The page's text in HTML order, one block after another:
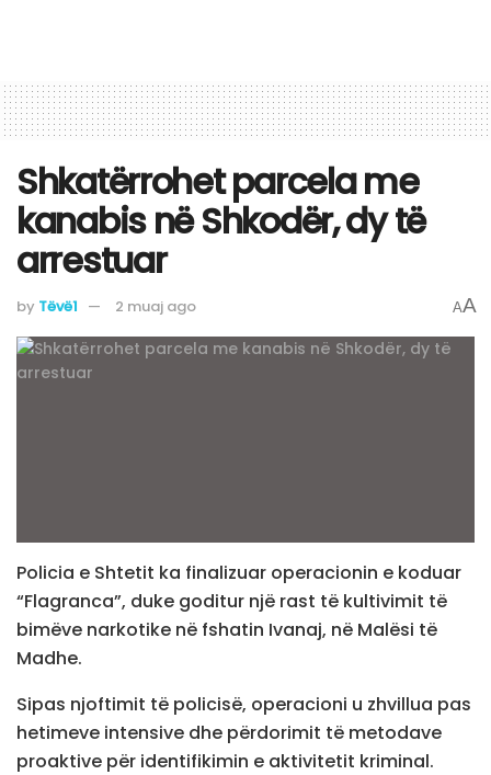
​Shkatërrohet parcela me
kanabis në Shkodër, dy të
arrestuar
by Tëvë1 2 muaj ago AA
Policia e Shtetit ka finalizuar operacionin e koduar
“Flagranca”, duke goditur një rast të kultivimit të
bimëve narkotike në fshatin Ivanaj, në Malësi të
Madhe.
Sipas njoftimit të policisë, operacioni u zhvillua pas
hetimeve intensive dhe përdorimit të metodave
proaktive për identifikimin e aktivitetit kriminal.